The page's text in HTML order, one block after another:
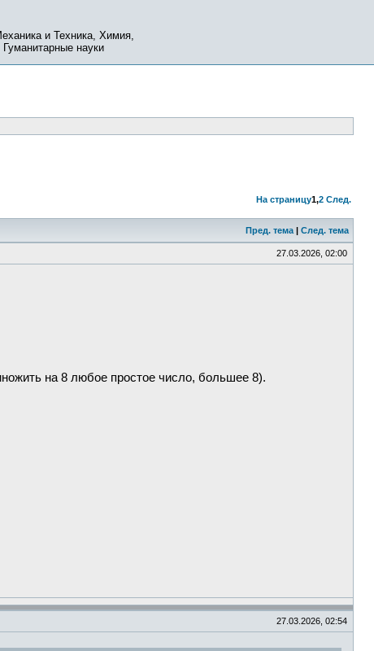
и Техника, Химия,
науки
На страницу1,2 След.
Пред. тема | След. тема
27.03.2026, 02:00
на 8 любое простое число, большее 8).
27.03.2026, 02:54